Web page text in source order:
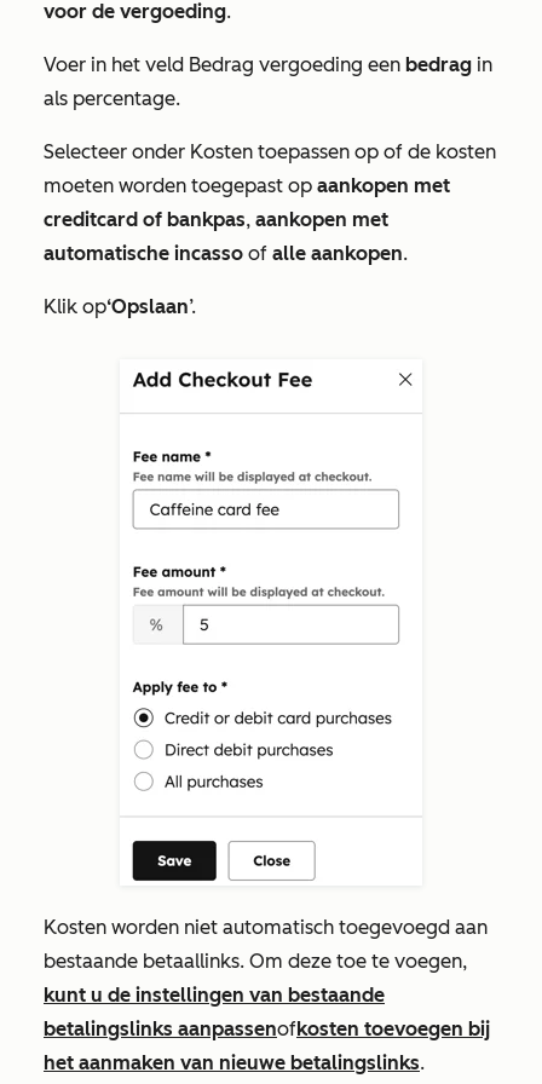
voor de vergoeding.
Voer in het veld Bedrag vergoeding een bedrag in
als percentage.
Selecteer onder Kosten toepassen op of de kosten
moeten worden toegepast op aankopen met
creditcard of bankpas, aankopen met
automatische incasso of alle aankopen.
Klik op‘Opslaan’.
Kosten worden niet automatisch toegevoegd aan
bestaande betaallinks. Om deze toe te voegen,
kunt u de instellingen van bestaande
betalingslinks aanpassenofkosten toevoegen bij
het aanmaken van nieuwe betalingslinks.